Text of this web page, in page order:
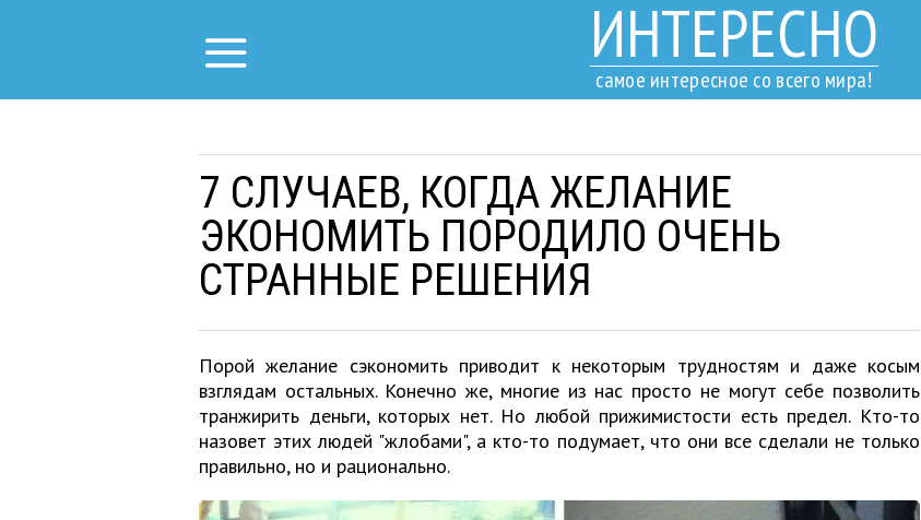
ИНТЕРЕСНО
самое интересное со всего мира!
7 СЛУЧАЕВ, КОГДА ЖЕЛАНИЕ
ЭКОНОМИТЬ ПОРОДИЛО ОЧЕНЬ
СТРАННЫЕ РЕШЕНИЯ
Порой желание сэкономить приводит к некоторым трудностям и даже косым
взглядам остальных. Конечно же, многие из нас просто не могут себе позволить
транжирить деньги, которых нет. Но любой прижимистости есть предел. Кто-то
назовет этих людей "жлобами", а кто-то подумает, что они все сделали не только
правильно, но и рационально.